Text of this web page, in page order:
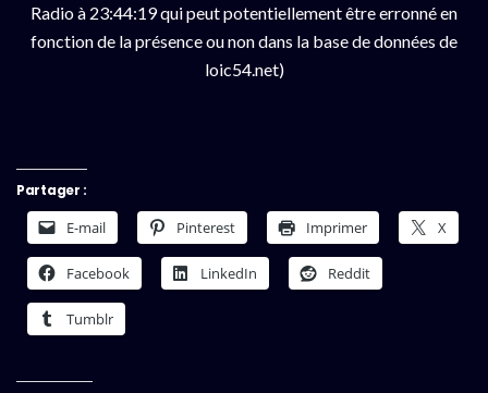
Radio à 23:44:19 qui peut potentiellement être erronné en
fonction de la présence ou non dans la base de données de
loic54.net)
Partager :
E-mail Pinterest Imprimer X
Facebook LinkedIn Reddit
Tumblr